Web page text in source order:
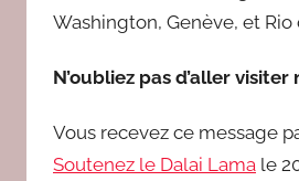
Washington, Genève, et Rio
N’oubliez pas d’aller visiter
Vous recevez ce message
Soutenez le Dalai Lama le